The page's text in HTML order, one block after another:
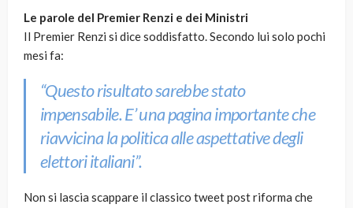
Le parole del Premier Renzi e dei Ministri
Il Premier Renzi si dice soddisfatto. Secondo lui solo pochi
mesi fa:
“Questo risultato sarebbe stato
impensabile. E’ una pagina importante che
riavvicina la politica alle aspettative degli
elettori italiani”.
Non si lascia scappare il classico tweet post riforma che